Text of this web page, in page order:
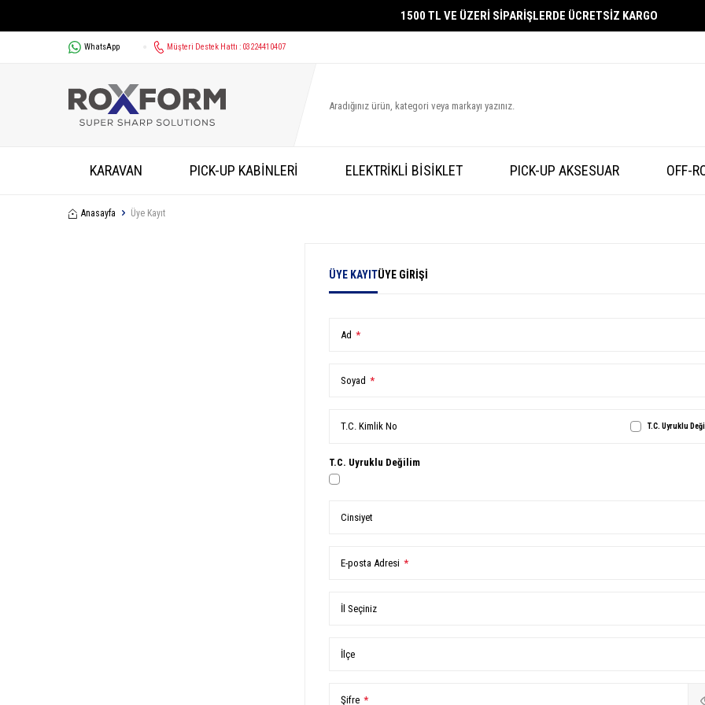
1500 TL VE ÜZERİ SİPARİŞLERDE ÜCRETSİZ KARGO
WhatsApp Müşteri Destek Hattı : 03224410407
KARAVAN PICK-UP KABİNLERİ ELEKTRİKLİ BİSİKLET PICK-UP AKSESUAR OFF-
Anasayfa Üye Kayıt
ÜYE KAYITÜYE GIRIŞI
Ad *
Soyad *
T.C. Kimlik No T.C. Uyruklu
T.C. Uyruklu Değilim
Cinsiyet
E-posta Adresi *
İl Seçiniz
İlçe
Şifre *